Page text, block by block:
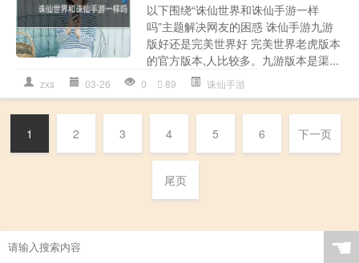
以下围绕“诛仙世界和诛仙手游一样
吗”主题解决网友的困惑 诛仙手游九游
版好还是完美世界好 完美世界老虎版本
的官方版本,人比较多。九游版本是渠...
zxs 03-26 0 89 诛仙手游
1 2 3 4 5 6 下一页
尾页
☚